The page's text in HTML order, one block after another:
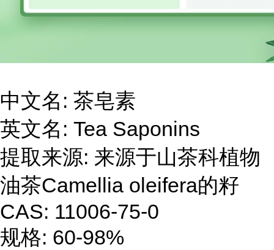
中文名: 茶皂素
英文名: Tea Saponins
提取来源: 来源于山茶科植物
油茶Camellia oleifera的籽
CAS: 11006-75-0
规格: 60-98%